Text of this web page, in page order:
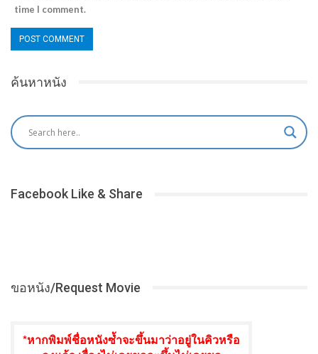
time I comment.
ค้นหาหนัง
Facebook Like & Share
ขอหนัง/Request Movie